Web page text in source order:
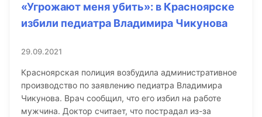
«Угрожают меня убить»: в Красноярске
избили педиатра Владимира Чикунова
29.09.2021
Красноярская полиция возбудила административное
производство по заявлению педиатра Владимира
Чикунова. Врач сообщил, что его избил на работе
мужчина. Доктор считает, что пострадал из-за